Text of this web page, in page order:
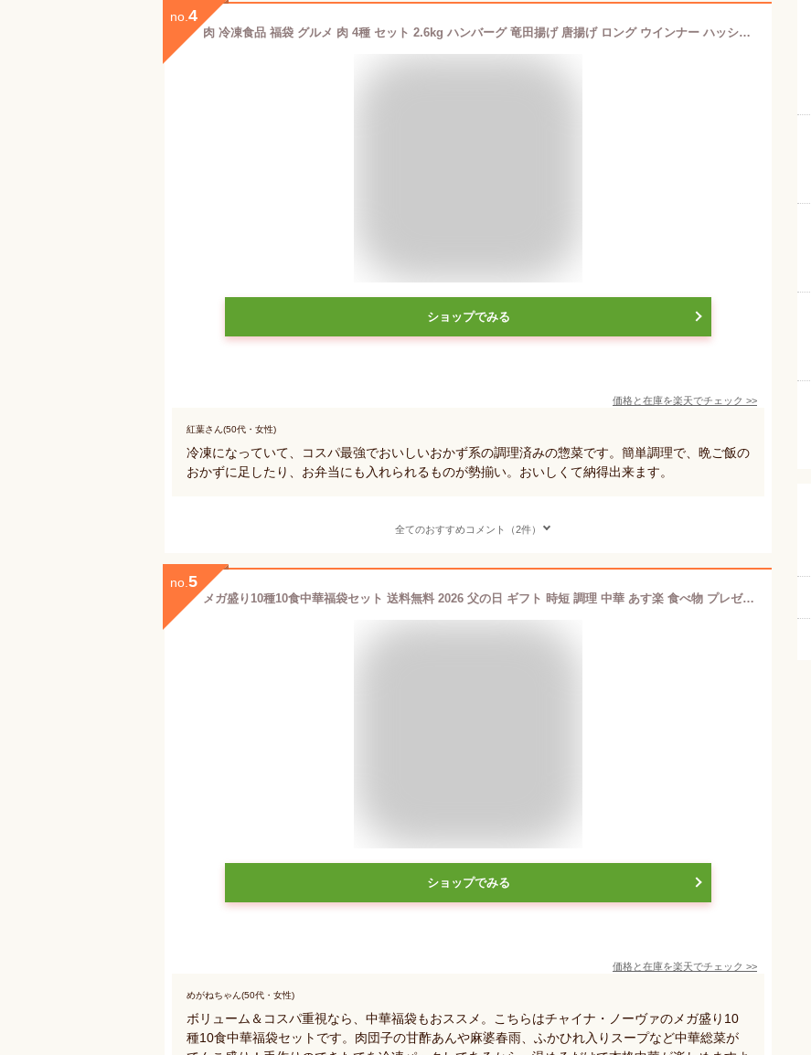
no. 4
肉 冷凍食品 福袋 グルメ 肉 4種 セット 2.6kg ハンバーグ 竜田揚げ 唐揚げ ロング ウインナー ハッシュポテト からあげ 大容量 業務用 惣菜 詰合せ 冷凍 お弁当 おかず 食品 おつまみ オードブル
ショップでみる
価格と在庫を楽天でチェック >>
紅葉さん(50代・女性)
冷凍になっていて、コスパ最強でおいしいおかず系の調理済みの惣菜です。簡単調理で、晩ご飯の
おかずに足したり、お弁当にも入れられるものが勢揃い。おいしくて納得出来ます。
全てのおすすめコメント（2件）
no. 5
メガ盛り10種10食中華福袋セット 送料無料 2026 父の日 ギフト 時短 調理 中華 あす楽 食べ物 プレゼント 惣菜 湯煎 調理済み 詰め合わせ 冷凍食品 総菜 お取り寄せグルメ おかず レトルト 贈り物 食品福袋 お試し 業務用 美味しい
ショップでみる
価格と在庫を楽天でチェック >>
めがねちゃん(50代・女性)
ボリューム＆コスパ重視なら、中華福袋もおススメ。こちらはチャイナ・ノーヴァのメガ盛り10
種10食中華福袋セットです。肉団子の甘酢あんや麻婆春雨、ふかひれ入りスープなど中華総菜が